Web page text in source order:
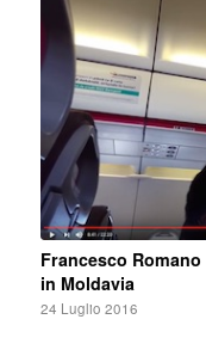
Francesco
in Moldavia
24 Luglio 2016